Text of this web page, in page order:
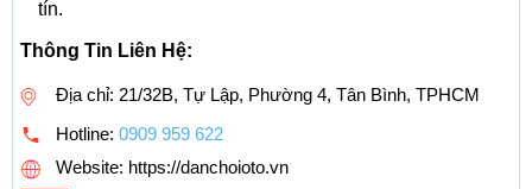
tín.
Thông Tin Liên Hệ:
Địa chỉ: 21/32B, Tự Lập, Phường 4, Tân Bình, TPHCM
Hotline: 0909 959 622
Website: https://danchoioto.vn